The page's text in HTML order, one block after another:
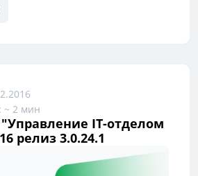
~ 2 мин
IT-отделом
релиз 3.0.24.1